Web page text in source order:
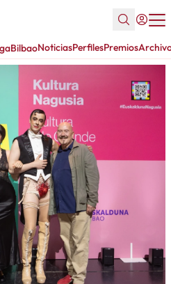
BilbaoNoticiasPerfilesPremios